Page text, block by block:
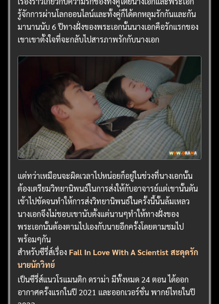
รู้จักการผ่านโลกออนไลน์และทั้งคู่ก็ได้ตกหลุมรักกันและกัน
มานานนับ 6 ปีทางฝั่งของพระเอกนั้นนางเอกคือรักแรกของ
เขาเขาตั้งใจที่จะกลับไปสารภาพรักกับนางเอก
แต่ทว่าเหมือนจะผิดเวลาไปหน่อยก็อยู่ในช่วงที่นางเอกนั้น
ต้องเตรียมวิทยานิพนธ์ในการส่งให้กับอาจารย์แต่เขานั้นดัน
เข้าไปขัดจนทำให้การส่งวิทยานิพนธ์ในครั้งนี้นั้นล้มเหลว
นางเอกจึงไม่ชอบเขานับตั้งแต่นานๆทำให้ทางฝั่งของ
พระเอกนั้นต้องตามไปเองกับนายอีกครั้งโดยตามชมไป
พร้อมๆกัน
สำหรับซีรี่ส์เรื่อง Fall In Love With A Scientist สะดุดรัก
นายนักวิทย์
เป็นซีรี่ส์แนวโรแมนติก ดราม่า มีทั้งหมด 24 ตอน ได้ออก
อากาศครั้งแรกในปี 2021 และออกเวอร์ชั่น พากย์ไทยในปี